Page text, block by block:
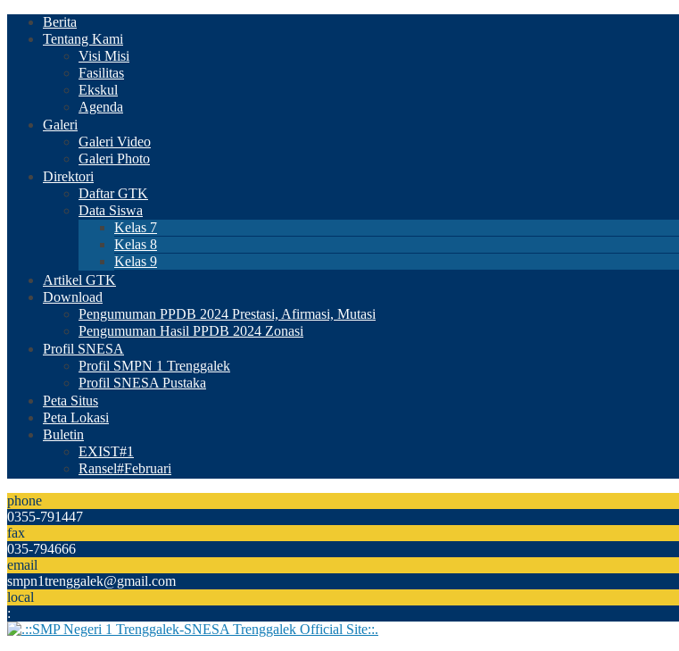
Berita
Tentang Kami
Visi Misi
Fasilitas
Ekskul
Agenda
Galeri
Galeri Video
Galeri Photo
Direktori
Daftar GTK
Data Siswa
Kelas 7
Kelas 8
Kelas 9
Artikel GTK
Download
Pengumuman PPDB 2024 Prestasi, Afirmasi, Mutasi
Pengumuman Hasil PPDB 2024 Zonasi
Profil SNESA
Profil SMPN 1 Trenggalek
Profil SNESA Pustaka
Peta Situs
Peta Lokasi
Buletin
EXIST#1
Ransel#Februari
phone
0355-791447
fax
035-794666
email
smpn1trenggalek@gmail.com
local
: